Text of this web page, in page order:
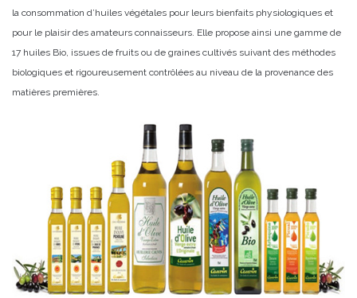
la consommation d’huiles végétales pour leurs bienfaits physiologiques et
pour le plaisir des amateurs connaisseurs. Elle propose ainsi une gamme de
17 huiles Bio, issues de fruits ou de graines cultivés suivant des méthodes
biologiques et rigoureusement contrôlées au niveau de la provenance des
matières premières.